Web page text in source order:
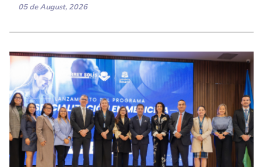
05 de August, 2026